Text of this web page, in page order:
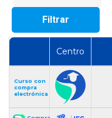
Filtrar
Centro
Curso con
compra
electrónica